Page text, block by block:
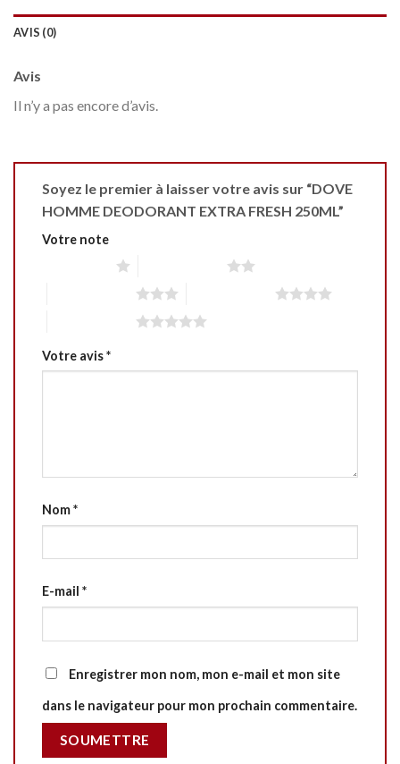
AVIS (0)
Avis
Il n’y a pas encore d’avis.
Soyez le premier à laisser votre avis sur “DOVE
HOMME DEODORANT EXTRA FRESH 250ML”
Votre note
Votre avis*
Nom*
E-mail *
Enregistrer mon nom, mon e-mail et mon site
dans le navigateur pour mon prochain commentaire.